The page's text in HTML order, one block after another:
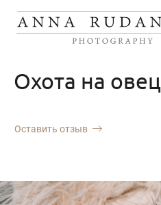
Охота на овец
Оставить отзыв